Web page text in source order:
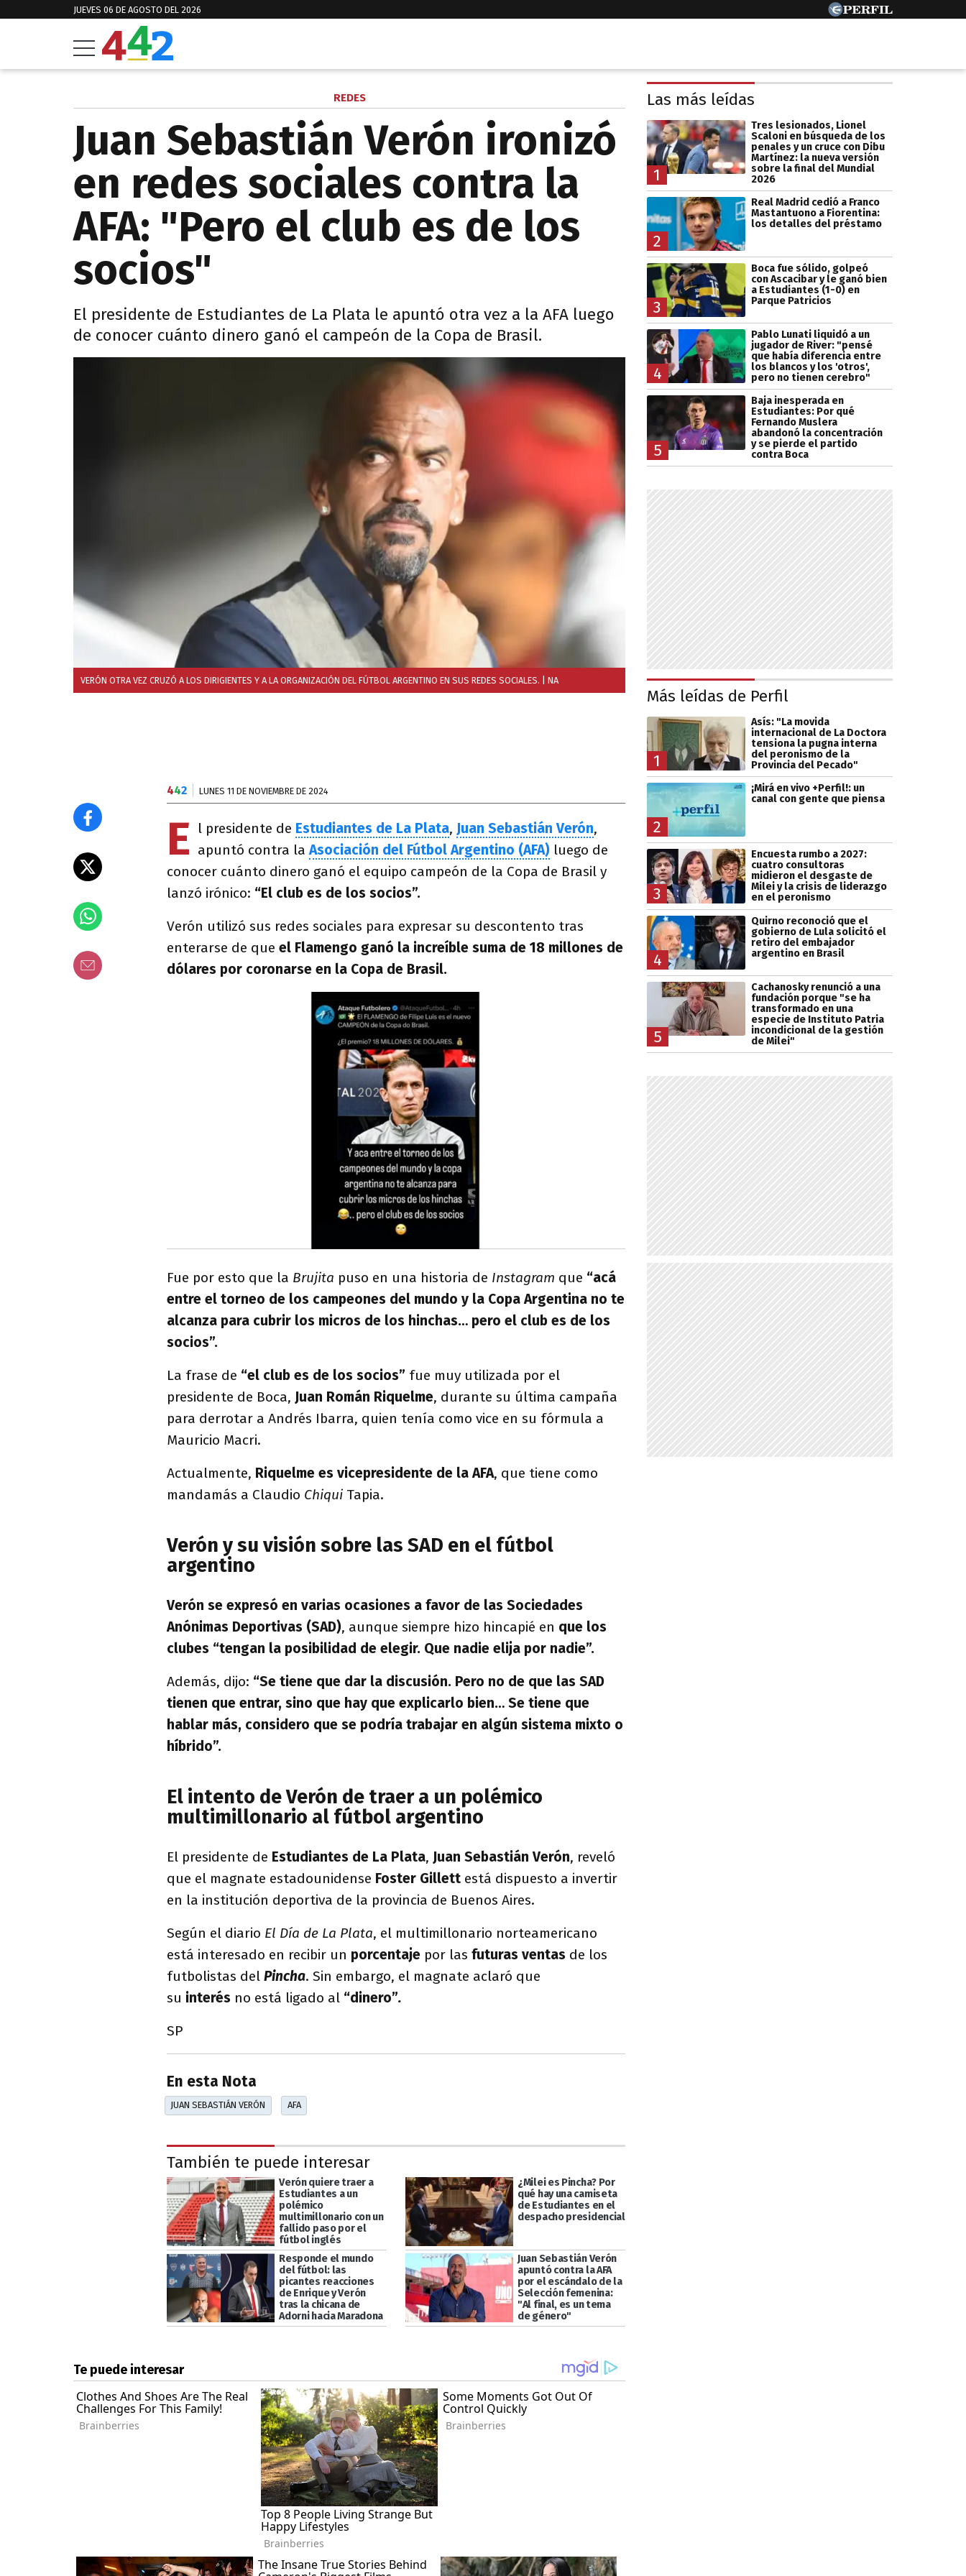
JUEVES 06 DE AGOSTO DEL 2026
REDES
Juan Sebastián Verón ironizó
en redes sociales contra la
AFA: "Pero el club es de los
socios"
El presidente de Estudiantes de La Plata le apuntó otra vez a la AFA luego
de conocer cuánto dinero ganó el campeón de la Copa de Brasil.
VERÓN OTRA VEZ CRUZÓ A LOS DIRIGIENTES Y A LA ORGANIZACIÓN DEL FÚTBOL ARGENTINO EN SUS REDES SOCIALES. | NA
442 LUNES 11 DE NOVIEMBRE DE 2024
E l presidente de Estudiantes de La Plata, Juan Sebastián Verón,
apuntó contra la Asociación del Fútbol Argentino (AFA) luego de
conocer cuánto dinero ganó el equipo campeón de la Copa de Brasil y
lanzó irónico: “El club es de los socios”.
Verón utilizó sus redes sociales para expresar su descontento tras
enterarse de que el Flamengo ganó la increíble suma de 18 millones de
dólares por coronarse en la Copa de Brasil.
Fue por esto que la Brujita puso en una historia de Instagram que “acá
entre el torneo de los campeones del mundo y la Copa Argentina no te
alcanza para cubrir los micros de los hinchas… pero el club es de los
socios”.
La frase de “el club es de los socios” fue muy utilizada por el
presidente de Boca, Juan Román Riquelme, durante su última campaña
para derrotar a Andrés Ibarra, quien tenía como vice en su fórmula a
Mauricio Macri.
Actualmente, Riquelme es vicepresidente de la AFA, que tiene como
mandamás a Claudio Chiqui Tapia.
Verón y su visión sobre las SAD en el fútbol
argentino
Verón se expresó en varias ocasiones a favor de las Sociedades
Anónimas Deportivas (SAD), aunque siempre hizo hincapié en que los
clubes “tengan la posibilidad de elegir. Que nadie elija por nadie”.
Además, dijo: “Se tiene que dar la discusión. Pero no de que las SAD
tienen que entrar, sino que hay que explicarlo bien… Se tiene que
hablar más, considero que se podría trabajar en algún sistema mixto o
híbrido”.
El intento de Verón de traer a un polémico
multimillonario al fútbol argentino
El presidente de Estudiantes de La Plata, Juan Sebastián Verón, reveló
que el magnate estadounidense Foster Gillett está dispuesto a invertir
en la institución deportiva de la provincia de Buenos Aires.
Según el diario El Día de La Plata, el multimillonario norteamericano
está interesado en recibir un porcentaje por las futuras ventas de los
futbolistas del Pincha. Sin embargo, el magnate aclaró que
su interés no está ligado al “dinero”.
SP
En esta Nota
JUAN SEBASTIÁN VERÓN AFA
También te puede interesar
Verón quiere traer a
Estudiantes a un
polémico
multimillonario con un
fallido paso por el
fútbol inglés
¿Milei es Pincha? Por
qué hay una camiseta
de Estudiantes en el
despacho presidencial
Responde el mundo
del fútbol: las
picantes reacciones
de Enrique y Verón
tras la chicana de
Adorni hacia Maradona
Juan Sebastián Verón
apuntó contra la AFA
por el escándalo de la
Selección femenina:
"Al final, es un tema
de género"
Las más leídas
1
Tres lesionados, Lionel
Scaloni en búsqueda de los
penales y un cruce con Dibu
Martínez: la nueva versión
sobre la final del Mundial
2026
2
Real Madrid cedió a Franco
Mastantuono a Fiorentina:
los detalles del préstamo
3
Boca fue sólido, golpeó
con Ascacibar y le ganó bien
a Estudiantes (1-0) en
Parque Patricios
4
Pablo Lunati liquidó a un
jugador de River: "pensé
que había diferencia entre
los blancos y los 'otros',
pero no tienen cerebro"
5
Baja inesperada en
Estudiantes: Por qué
Fernando Muslera
abandonó la concentración
y se pierde el partido
contra Boca
Más leídas de Perfil
1
Asís: "La movida
internacional de La Doctora
tensiona la pugna interna
del peronismo de la
Provincia del Pecado"
2
¡Mirá en vivo +Perfil!: un
canal con gente que piensa
3
Encuesta rumbo a 2027:
cuatro consultoras
midieron el desgaste de
Milei y la crisis de liderazgo
en el peronismo
4
Quirno reconoció que el
gobierno de Lula solicitó el
retiro del embajador
argentino en Brasil
5
Cachanosky renunció a una
fundación porque "se ha
transformado en una
especie de Instituto Patria
incondicional de la gestión
de Milei"